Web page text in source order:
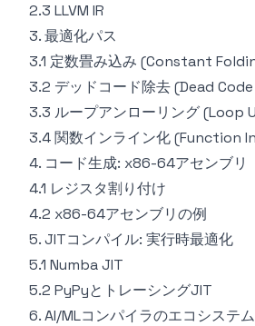
2.3 LLVM IR
3. 最適化パス
3.1 定数畳み込み (Constant
3.2 デッドコード除去 (Dead
3.3 ループアンローリング (Loop
3.4 関数インライン化 (Function
4. コード生成: x86-64アセンブリ
4.1 レジスタ割り付け
4.2 x86-64アセンブリの例
5. JITコンパイル: 実行時最適化
5.1 Numba JIT
5.2 PyPyとトレーシングJIT
6. AI/MLコンパイラのエコシステム